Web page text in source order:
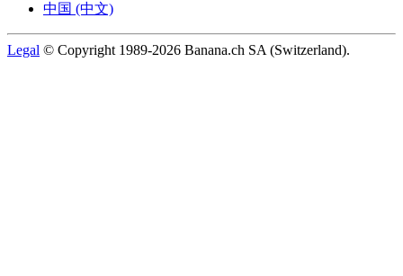
中国 (中文)
Legal © Copyright 1989-2026 Banana.ch SA (Switzerland).